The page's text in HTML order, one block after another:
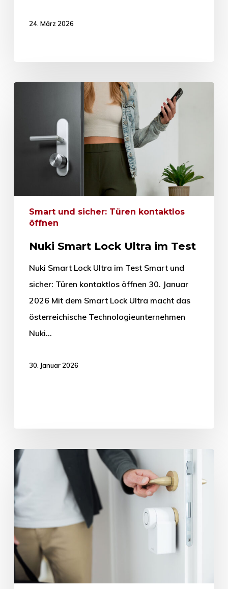
24. März 2026
Smart und sicher: Türen kontaktlos
öffnen
Nuki Smart Lock Ultra im Test
Nuki Smart Lock Ultra im Test Smart und
sicher: Türen kontaktlos öffnen 30. Januar
2026 Mit dem Smart Lock Ultra macht das
österreichische Technologieunternehmen
Nuki…
30. Januar 2026